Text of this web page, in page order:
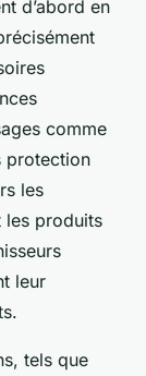
d’abord en
comme
protection
les
les produits
leur
tels que